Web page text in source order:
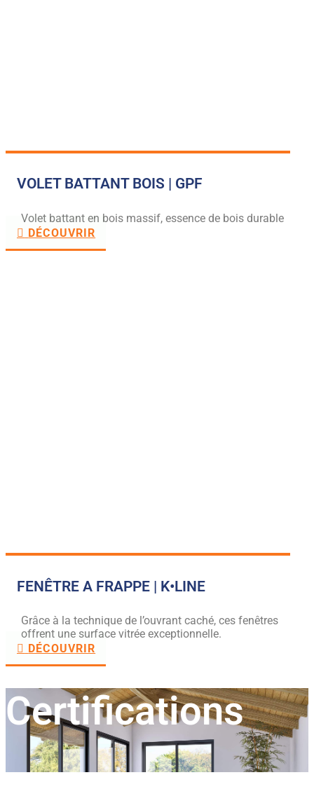
VOLET BATTANT BOIS | GPF
Volet battant en bois massif, essence de bois durable
DÉCOUVRIR
FENÊTRE A FRAPPE | K•LINE
Grâce à la technique de l’ouvrant caché, ces fenêtres
offrent une surface vitrée exceptionnelle.
DÉCOUVRIR
Certifications